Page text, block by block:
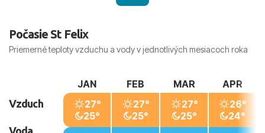
Počasie St Felix
Priemerné teploty vzduchu a vody v jednotlivých mesiacoch roka
Vzduch
JAN
27°
25°
FEB
27°
25°
MAR
27°
25°
APR
26°
24°